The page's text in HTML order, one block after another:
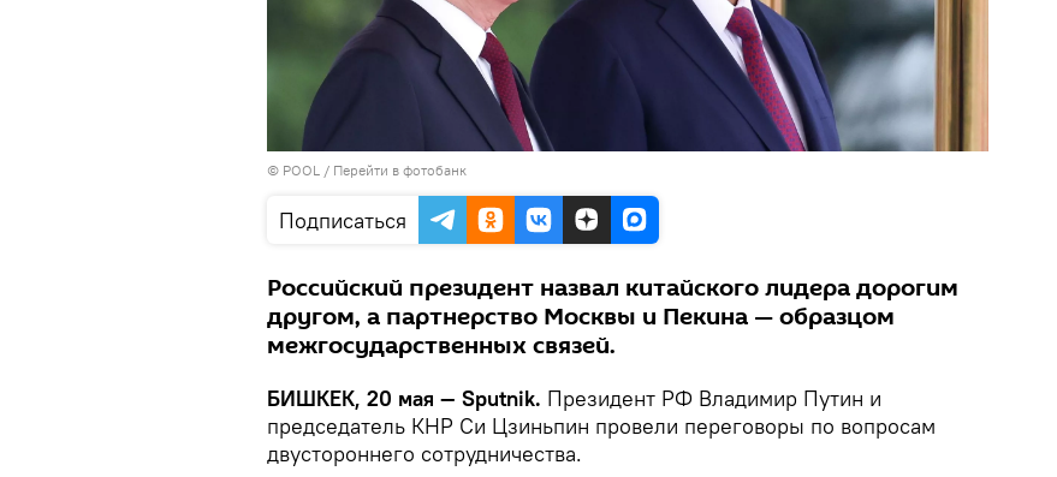
© POOL / Перейти в фотобанк
Подписаться
Российский президент назвал китайского лидера дорогим
другом, а партнерство Москвы и Пекина — образцом
межгосударственных связей.
БИШКЕК, 20 мая — Sputnik. Президент РФ Владимир Путин и
председатель КНР Си Цзиньпин провели переговоры по вопросам
двустороннего сотрудничества.